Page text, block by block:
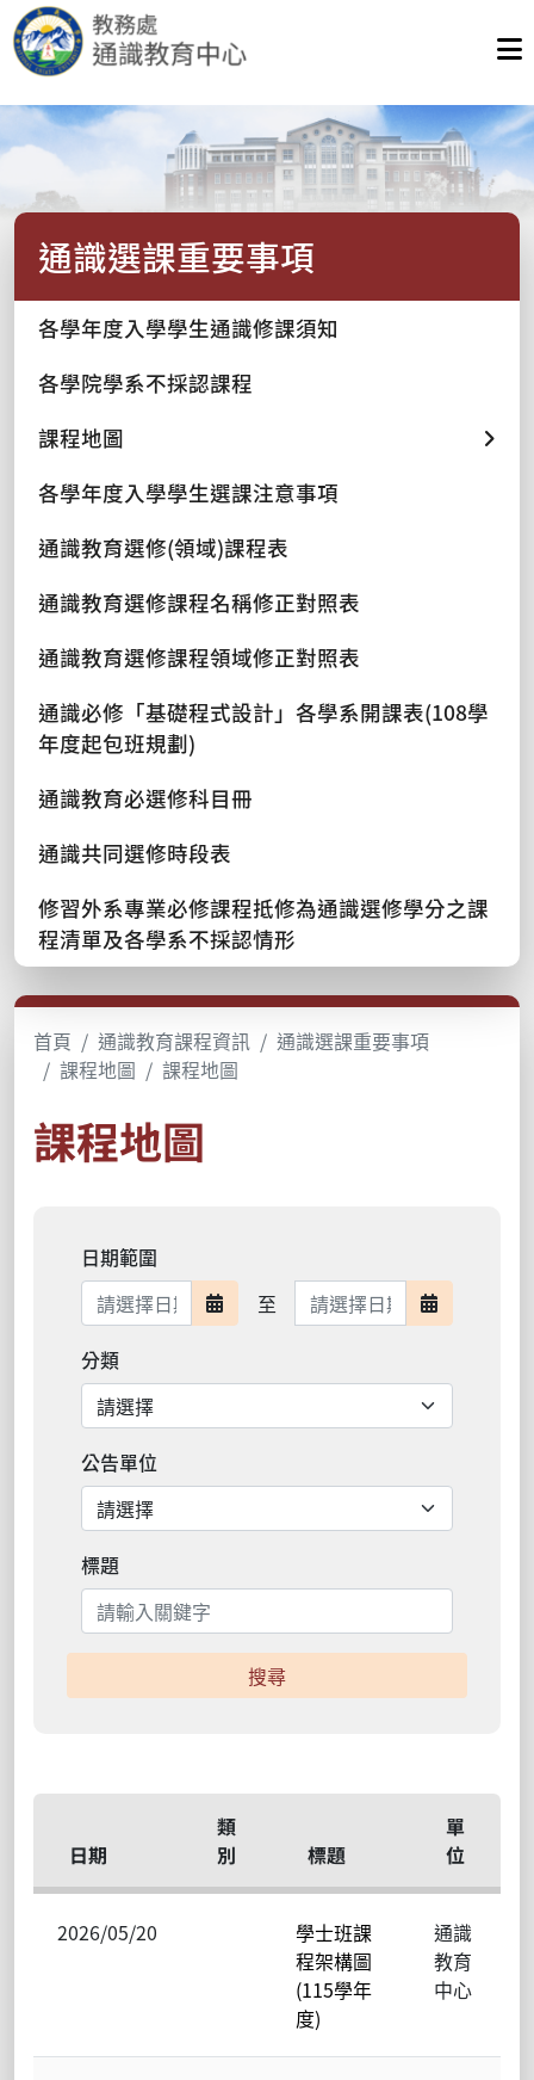
通識選課重要事項
各學年度入學學生通識修課須知
各學院學系不採認課程
課程地圖
各學年度入學學生選課注意事項
通識教育選修(領域)課程表
通識教育選修課程名稱修正對照表
通識教育選修課程領域修正對照表
通識必修「基礎程式設計」各學系開課表(108學
年度起包班規劃)
通識教育必選修科目冊
通識共同選修時段表
修習外系專業必修課程抵修為通識選修學分之課
程清單及各學系不採認情形
首頁 通識教育課程資訊
通識選課重要事項
課程地圖
課程地圖
課程地圖
日期範圍
日期範圍開始
至 日期範圍結束 日期範圍
分類
公告單位
標題
搜尋
日期
類
別
標題
單
位
2026/05/20
學士班課
程架構圖
(115學年
度)
通識
教育
中心